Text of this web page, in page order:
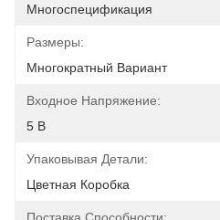
Многоспецификация
Размеры:
Многократный Вариант
Входное Напряжение:
5 В
Упаковывая Детали:
Цветная Коробка